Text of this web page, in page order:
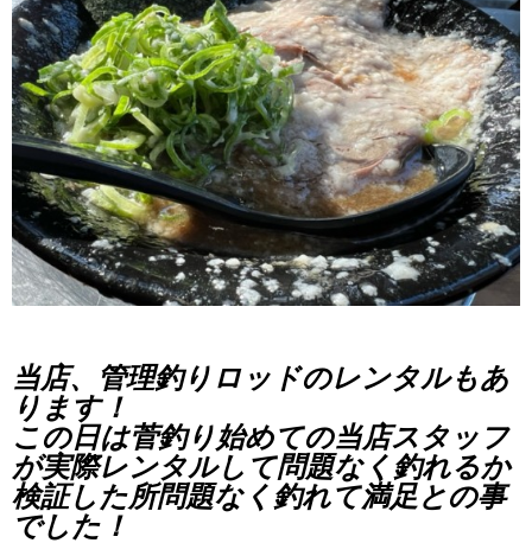
当店、管理釣りロッドのレンタルもあ
ります！
この日は菅釣り始めての当店スタッフ
が実際レンタルして問題なく釣れるか
検証した所問題なく釣れて満足との事
でした！